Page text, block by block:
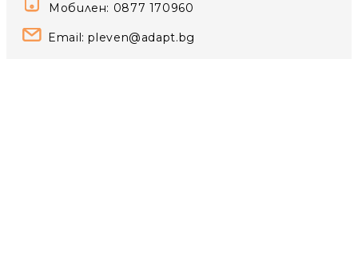
Мобилен: 0877 170960
Email:pleven@adapt.bg